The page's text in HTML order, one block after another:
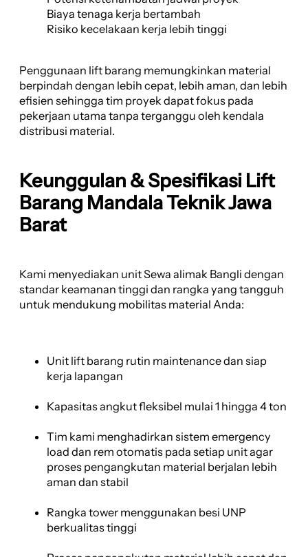
Biaya tenaga kerja bertambah
Risiko kecelakaan kerja lebih tinggi
Penggunaan lift barang memungkinkan material
berpindah dengan lebih cepat, lebih aman, dan lebih
efisien sehingga tim proyek dapat fokus pada
pekerjaan utama tanpa terganggu oleh kendala
distribusi material.
Keunggulan & Spesifikasi Lift
Barang Mandala Teknik Jawa
Barat
Kami menyediakan unit Sewa alimak Bangli dengan
standar keamanan tinggi dan rangka yang tangguh
untuk mendukung mobilitas material Anda:
Unit lift barang rutin maintenance dan siap
kerja lapangan
Kapasitas angkut fleksibel mulai 1 hingga 4 ton
Tim kami menghadirkan sistem emergency
load dan rem otomatis pada setiap unit agar
proses pengangkutan material berjalan lebih
aman dan stabil
Rangka tower menggunakan besi UNP
berkualitas tinggi